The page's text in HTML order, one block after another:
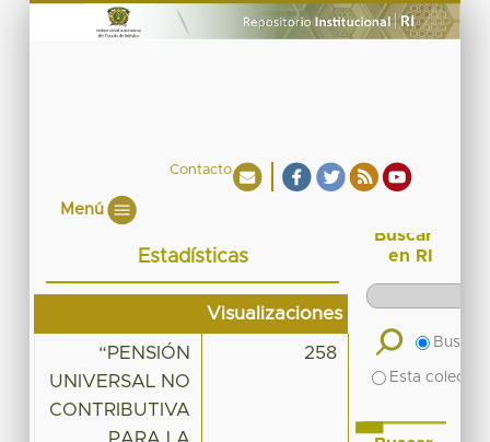
Contacto
Menú
Estadísticas
Visualizaciones
“PENSIÓN
UNIVERSAL NO
CONTRIBUTIVA
PARA LA
258
Buscar
en RI
Buscar
Esta